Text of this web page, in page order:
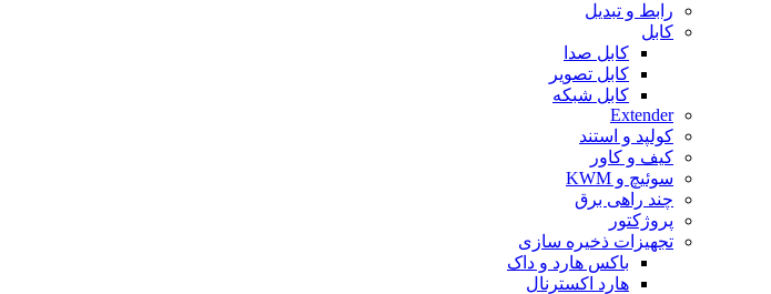
رابط و تبدیل
کابل
کابل صدا
کابل تصویر
کابل شبکه
Extender
کولپد و استند
کیف و کاور
سوئیچ و KWM
چند راهی برق
پروژکتور
تجهیزات ذخیره سازی
باکس هارد و داک
هارد اکسترنال